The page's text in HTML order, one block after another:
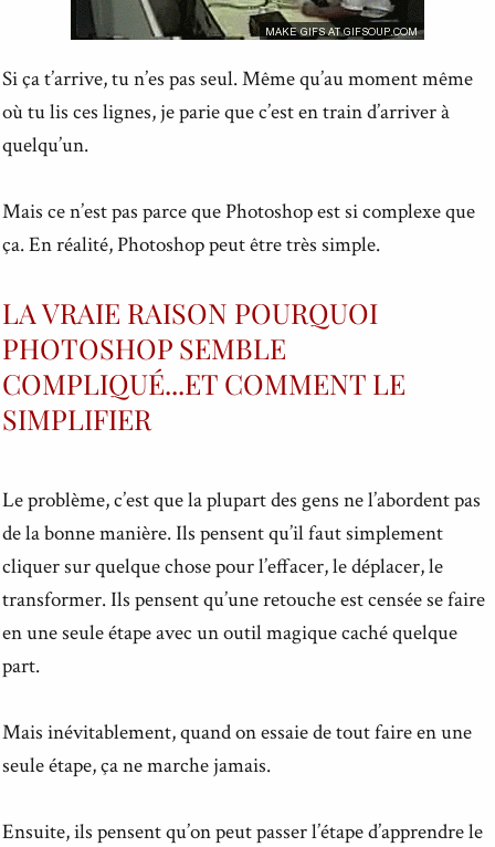
Si ça t’arrive, tu n’es pas seul. Même qu’au moment même
où tu lis ces lignes, je parie que c’est en train d’arriver à
quelqu’un.
Mais ce n’est pas parce que Photoshop est si complexe que
ça. En réalité, Photoshop peut être très simple.
LA VRAIE RAISON POURQUOI
PHOTOSHOP SEMBLE
COMPLIQUÉ...ET COMMENT LE
SIMPLIFIER
Le problème, c’est que la plupart des gens ne l’abordent pas
de la bonne manière. Ils pensent qu’il faut simplement
cliquer sur quelque chose pour l’effacer, le déplacer, le
transformer. Ils pensent qu’une retouche est censée se faire
en une seule étape avec un outil magique caché quelque
part.
Mais inévitablement, quand on essaie de tout faire en une
seule étape, ça ne marche jamais.
Ensuite, ils pensent qu’on peut passer l’étape d’apprendre le